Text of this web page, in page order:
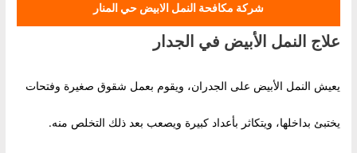
شركة مكافحة النمل الابيض حي المنار
علاج النمل الأبيض في الجدار
يعيش النمل الأبيض على الجدران، ويقوم بعمل شقوق صغيرة وفتحات
يختبئ بداخلها، ويتكاثر بأعداد كبيرة ويصعب بعد ذلك التخلص منه.